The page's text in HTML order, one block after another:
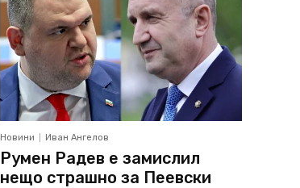
Новини Иван Ангелов
Румен Радев е замислил
нещо страшно за Пеевски